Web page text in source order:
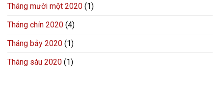
Tháng mười một 2020 (1)
Tháng chín 2020 (4)
Tháng bảy 2020 (1)
Tháng sáu 2020 (1)